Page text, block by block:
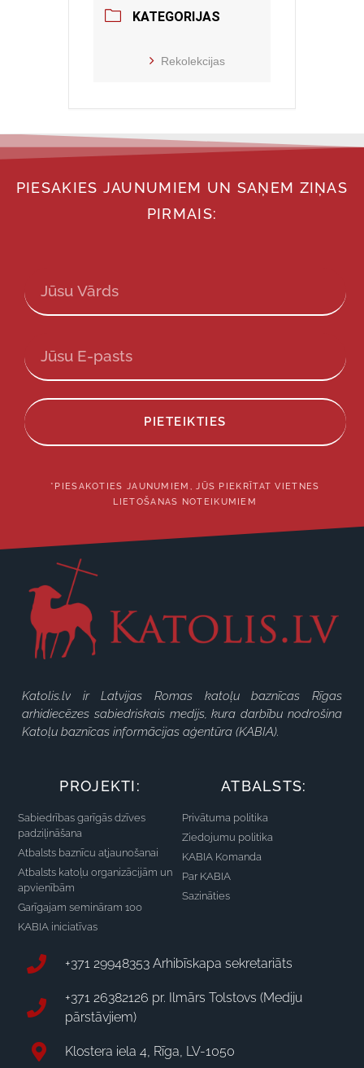
KATEGORIJAS
Rekolekcijas
PIESAKIES JAUNUMIEM UN SAŅEM ZIŅAS
PIRMAIS:
PIETEIKTIES
*PIESAKOTIES JAUNUMIEM, JŪS PIEKRĪTAT VIETNES
LIETOŠANAS NOTEIKUMIEM
Katolis.lv ir Latvijas Romas katoļu baznīcas Rīgas
arhidiecēzes sabiedriskais medijs, kura darbību nodrošina
Katoļu baznīcas informācijas aģentūra (KABIA).
PROJEKTI:
Sabiedrības garīgās dzīves
padziļināšana
Atbalsts baznīcu atjaunošanai
Atbalsts katoļu organizācijām un
apvienībām
Garīgajam semināram 100
KABIA iniciatīvas
ATBALSTS:
Privātuma politika
Ziedojumu politika
KABIA Komanda
Par KABIA
Sazināties
+371 29948353 Arhibīskapa sekretariāts
+371 26382126 pr. Ilmārs Tolstovs (Mediju
pārstāvjiem)
Klostera iela 4, Rīga, LV-1050